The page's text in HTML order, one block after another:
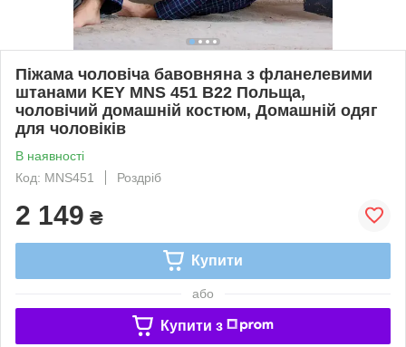
Піжама чоловіча бавовняна з фланелевими
штанами KEY MNS 451 B22 Польща,
чоловічий домашній костюм, Домашній одяг
для чоловіків
В наявності
Код: MNS451
Роздріб
2 149 ₴
Купити
або
Купити з